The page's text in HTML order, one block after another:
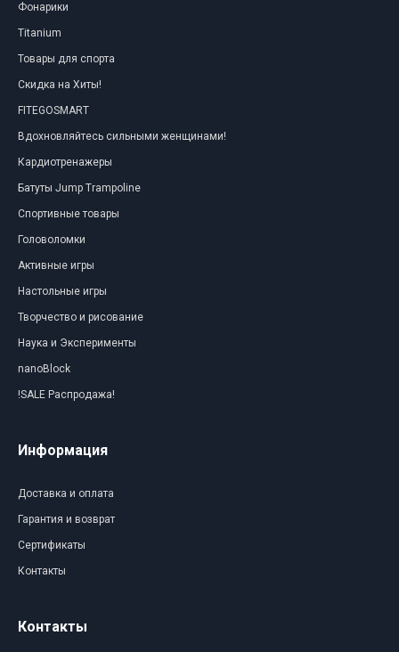
Фонарики
Titanium
Товары для спорта
Скидка на Хиты!
FITEGOSMART
Вдохновляйтесь сильными женщинами!
Кардиотренажеры
Батуты Jump Trampoline
Спортивные товары
Головоломки
Активные игры
Настольные игры
Творчество и рисование
Наука и Эксперименты
nanoBlock
!SALE Распродажа!
Информация
Доставка и оплата
Гарантия и возврат
Сертификаты
Контакты
Контакты